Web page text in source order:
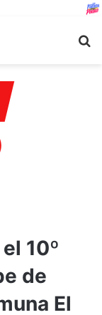
10º
de
El